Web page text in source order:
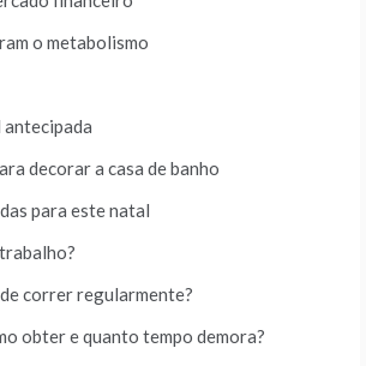
o metabolismo
antecipada
decorar a casa de banho
para este natal
correr regularmente?
obter e quanto tempo demora?